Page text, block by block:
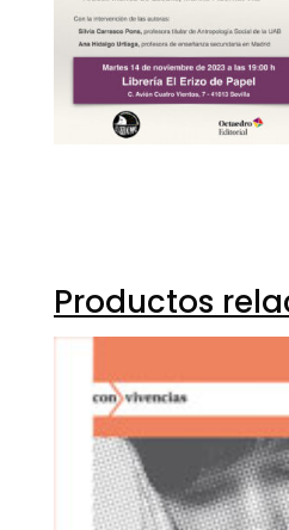
Productos